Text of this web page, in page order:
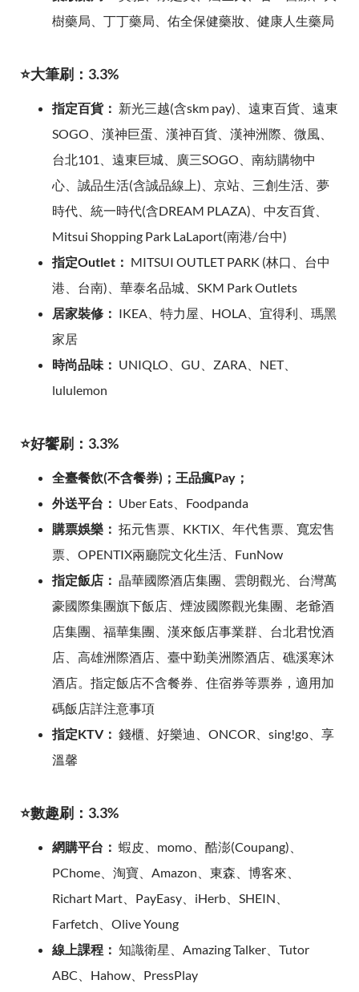
樹藥局、丁丁藥局、佑全保健藥妝、健康人生藥局
⭐大筆刷：3.3%
指定百貨： 新光三越(含skm pay)、遠東百貨、遠東
SOGO、漢神巨蛋、漢神百貨、漢神洲際、微風、
台北101、遠東巨城、廣三SOGO、南紡購物中
心、誠品生活(含誠品線上)、京站、三創生活、夢
時代、統一時代(含DREAM PLAZA)、中友百貨、
Mitsui Shopping Park LaLaport(南港/台中)
指定Outlet： MITSUI OUTLET PARK (林口、台中
港、台南)、華泰名品城、SKM Park Outlets
居家裝修： IKEA、特力屋、HOLA、宜得利、瑪黑
家居
時尚品味： UNIQLO、GU、ZARA、NET、
lululemon
⭐好饗刷：3.3%
全臺餐飲(不含餐券)；王品瘋Pay；
外送平台： Uber Eats、Foodpanda
購票娛樂： 拓元售票、KKTIX、年代售票、寬宏售
票、OPENTIX兩廳院文化生活、FunNow
指定飯店： 晶華國際酒店集團、雲朗觀光、台灣萬
豪國際集團旗下飯店、煙波國際觀光集團、老爺酒
店集團、福華集團、漢來飯店事業群、台北君悅酒
店、高雄洲際酒店、臺中勤美洲際酒店、礁溪寒沐
酒店。指定飯店不含餐券、住宿券等票券，適用加
碼飯店詳注意事項
指定KTV： 錢櫃、好樂迪、ONCOR、sing!go、享
溫馨
⭐數趣刷：3.3%
網購平台： 蝦皮、momo、酷澎(Coupang)、
PChome、淘寶、Amazon、東森、博客來、
Richart Mart、PayEasy、iHerb、SHEIN、
Farfetch、Olive Young
線上課程： 知識衛星、Amazing Talker、Tutor
ABC、Hahow、PressPlay